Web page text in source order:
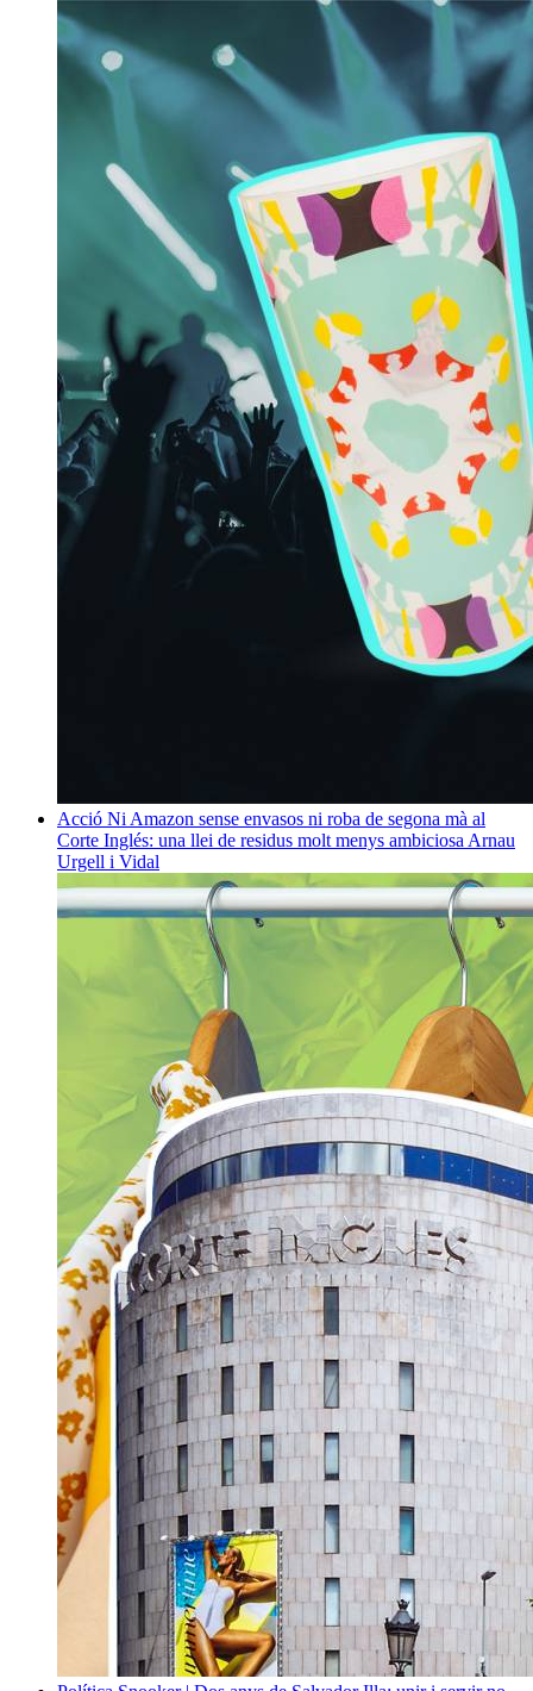
Acció Ni Amazon sense envasos ni roba de segona mà al
Corte Inglés: una llei de residus molt menys ambiciosa Arnau
Urgell i Vidal